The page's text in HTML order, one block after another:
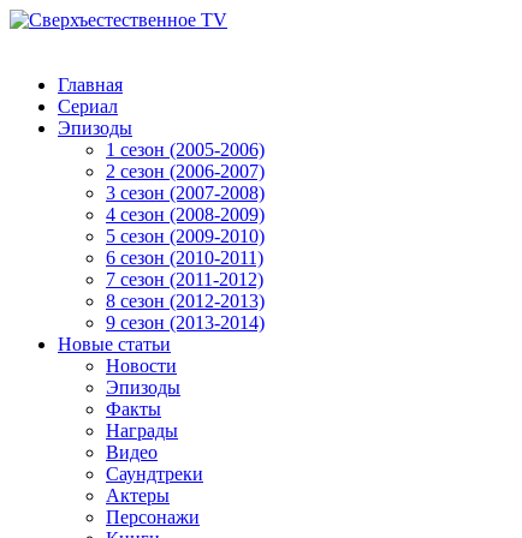
Главная
Сериал
Эпизоды
1 сезон (2005-2006)
2 сезон (2006-2007)
3 сезон (2007-2008)
4 сезон (2008-2009)
5 сезон (2009-2010)
6 сезон (2010-2011)
7 сезон (2011-2012)
8 сезон (2012-2013)
9 сезон (2013-2014)
Новые статьи
Новости
Эпизоды
Факты
Награды
Видео
Саундтреки
Актеры
Персонажи